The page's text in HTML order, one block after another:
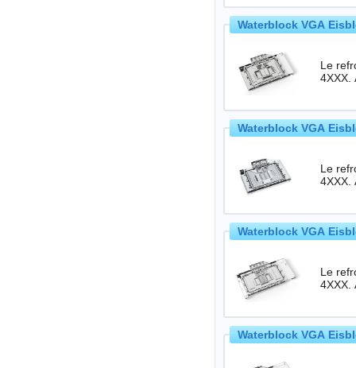
Waterblock VGA
Le
4XXX.
Waterblock VGA
Le
4XXX.
Waterblock VGA
Le
4XXX.
Waterblock VGA